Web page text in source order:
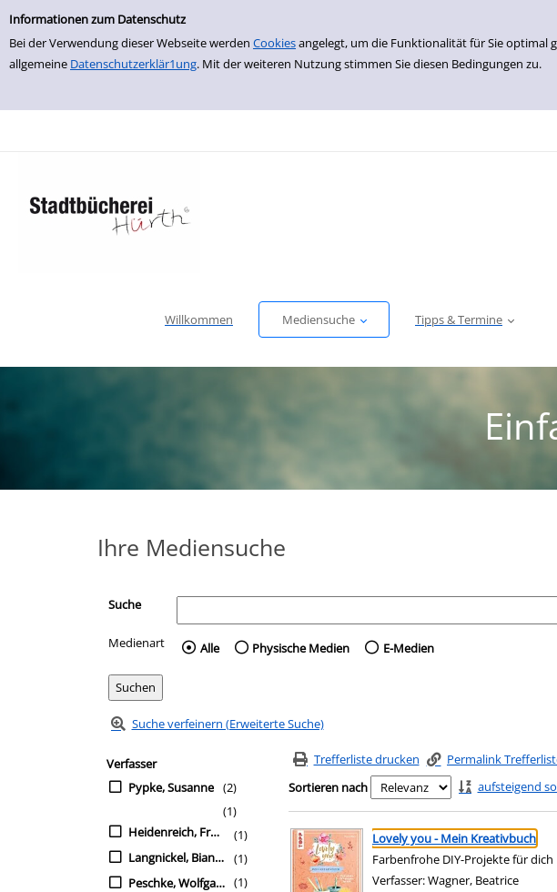
Einfache Suche
Informationen zum Datenschutz
Bei der Verwendung dieser Webseite werden Cookiesangelegt, um die Funktionalität für Sie optimal
allgemeine Datenschutzerklär1ung. Mit der weiteren Nutzung stimmen Sie diesen Bedingungen zu.
zur Navigation springen
zum Inhalt springen
Zu den Suchfiltern springen
Zur Trefferliste springen
Willkommen Mediensuche Tipps & Termine
Ihre Mediensuche
Suche
Medienart Wählen Sie die Medienart nach der Sie
Alle Physische Medien E-Medien
Suche verfeinern (Erweiterte Suche)
Suchfilter
Zur Trefferliste springen
Verfasser
Pypke, Susanne (2)
Heidenreich, Franziska
(1)
Langnickel, Bianka
(1)
Peschke, Wolfgang
(1)
(1)
Trefferliste drucken Permalink
Sortieren nach
aufsteigend
Suchergebnis
Zu den Suchfiltern springen
Lovely you - Mein Kreativbuch
Farbenfrohe DIY-Projekte für dich
Verfasser:Wagner, Beatrice